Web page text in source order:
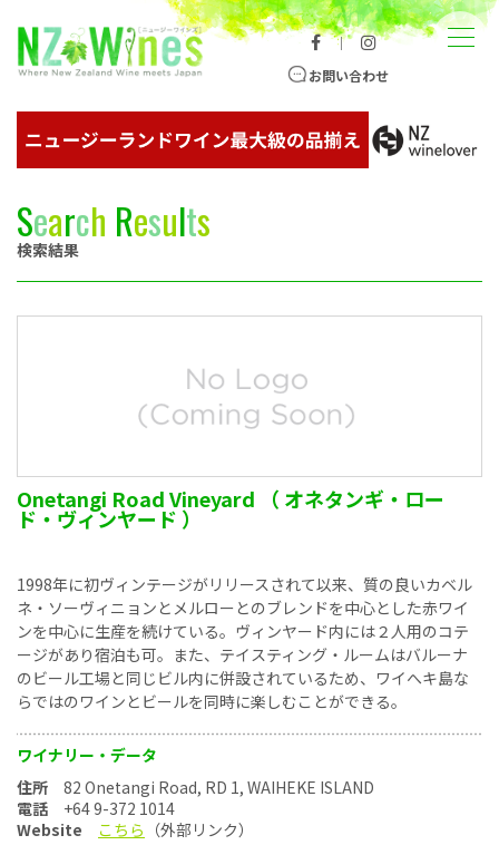
ニュージーランドワイン総合サイト
｜
お問い合わせ
メニュー
Search Results
検索結果
Onetangi Road Vineyard （ オネタンギ・ロー
ド・ヴィンヤード ）
1998年に初ヴィンテージがリリースされて以来、質の良いカベル
ネ・ソーヴィニョンとメルローとのブレンドを中心とした赤ワイ
ンを中心に生産を続けている。ヴィンヤード内には２人用のコテ
ージがあり宿泊も可。また、テイスティング・ルームはバルーナ
のビール工場と同じビル内に併設されているため、ワイへキ島な
らではのワインとビールを同時に楽しむことができる。
ワイナリー・データ
住所 82 Onetangi Road, RD 1, WAIHEKE ISLAND
電話 +64 9-372 1014
Website
こちら （外部リンク）